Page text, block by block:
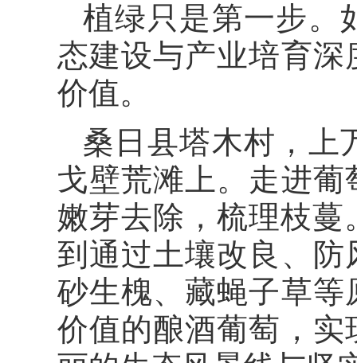
植绿只是第一步。
态建设与产业培育
价值。
桑日县塔木村，上
戈壁荒滩上。走进
嫩芽去除，梳理枝
到通过土壤改良、
砂生槐、藏蝇子草
价值的酿酒葡萄，